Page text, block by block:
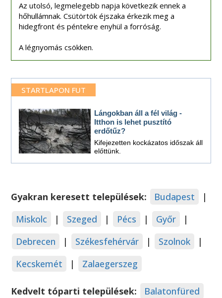
Az utolsó, legmelegebb napja következik ennek a
hőhullámnak. Csütörtök éjszaka érkezik meg a
hidegfront és péntekre enyhül a forróság.
A légnyomás csökken.
STARTLAPON FUT
Lángokban áll a fél világ -
Itthon is lehet pusztító
erdőtűz?
Kifejezetten kockázatos időszak áll
előttünk.
Gyakran keresett települések: Budapest
|
Miskolc
| Szeged | Pécs | Győr
|
Debrecen
| Székesfehérvár | Szolnok
|
Kecskemét
| Zalaegerszeg
Kedvelt tóparti települések:
Balatonfüred